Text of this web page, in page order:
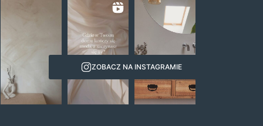
ZOBACZ NA INSTAGRAMIE